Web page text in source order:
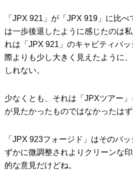
「JPX 921」が「JPX 919」に比
は一歩後退したように感じたのは
れは「JPX 921」のキャビティバ
際よりも少し大きく見えたように
しれない。
少なくとも、それは「JPXツアー
が見たかったものではなかったはず
「JPX 923フォージド」はそのバ
ずかに微調整されよりクリーンな
的な意見だけどね。